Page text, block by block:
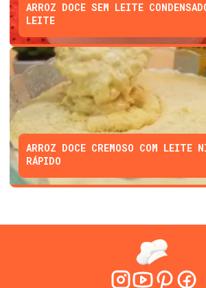
ARROZ DOCE SEM LEITE
LEITE
ARROZ DOCE CREMOSO COM
RÁPIDO